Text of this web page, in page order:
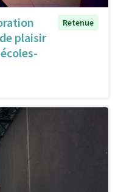
plaisir
Retenue